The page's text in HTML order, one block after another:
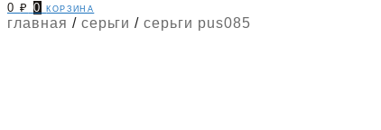
0₽ 0 корзина
главная / серьги /серьги pus085